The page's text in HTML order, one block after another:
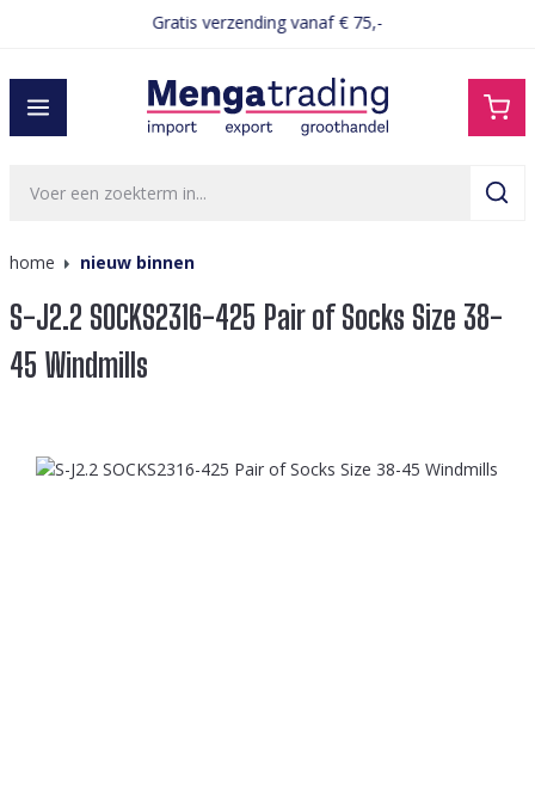
Gratis verzending vanaf € 75,-
home nieuw binnen
S-J2.2 SOCKS2316-425 Pair of Socks Size 38-
45 Windmills
Afbeeldingengalerij overslaan